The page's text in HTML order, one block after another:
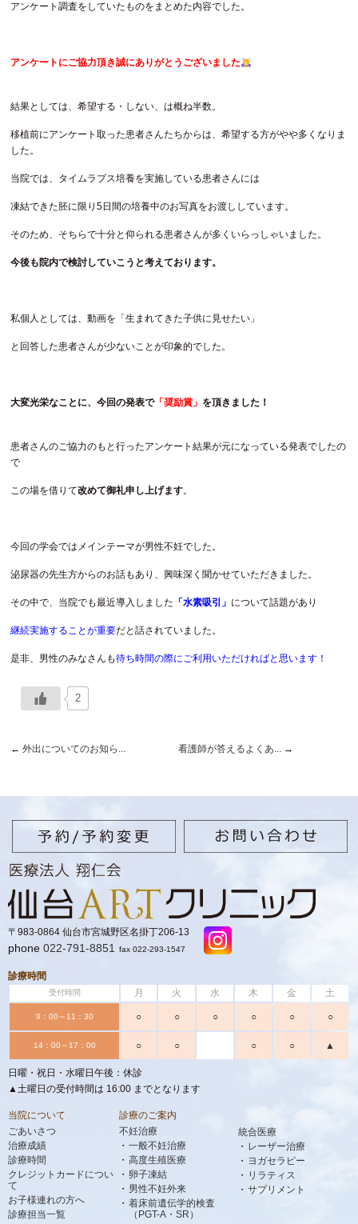
アンケート調査をしていたものをまとめた内容でした。
アンケートにご協力頂き誠にありがとうございました
結果としては、希望する・しない、は概ね半数。
移植前にアンケート取った患者さんたちからは、希望する方がやや多くなりま
した。
当院では、タイムラプス培養を実施している患者さんには
凍結できた胚に限り5日間の培養中のお写真をお渡ししています。
そのため、そちらで十分と仰られる患者さんが多くいらっしゃいました。
今後も院内で検討していこうと考えております。
私個人としては、動画を「生まれてきた子供に見せたい」
と回答した患者さんが少ないことが印象的でした。
大変光栄なことに、今回の発表で「奨励賞」 を頂きました！
患者さんのご協力のもと行ったアンケート結果が元になっている発表でしたの
で
この場を借りて改めて御礼申し上げます。
今回の学会ではメインテーマが男性不妊でした。
泌尿器の先生方からのお話もあり、興味深く聞かせていただきました。
その中で、当院でも最近導入しました 「水素吸引」 について話題があり
継続実施することが重要だと話されていました。
是非、男性のみなさんも待ち時間の際にご利用いただければと思います！
2
← 外出についてのお知ら... 看護師が答えるよくあ... →
〒983-0864 仙台市宮城野区名掛丁206-13
phone 022-791-8851 fax 022-293-1547
診療時間
受付時間 月 火 水 木 金 土
9：00～11：30 ○ ○ ○ ○ ○ ○
14：00～17：00 ○ ○ ○ ○ ▲
日曜・祝日・水曜日午後：休診
▲土曜日の受付時間は 16:00 までとなります
当院について
ごあいさつ
治療成績
診療時間
クレジットカードについ
て
お子様連れの方へ
診療担当一覧
診療のご案内
不妊治療
一般不妊治療
高度生殖医療
卵子凍結
男性不妊外来
着床前遺伝学的検査
（PGT-A・SR）
統合医療
レーザー治療
ヨガセラピー
リラティス
サプリメント